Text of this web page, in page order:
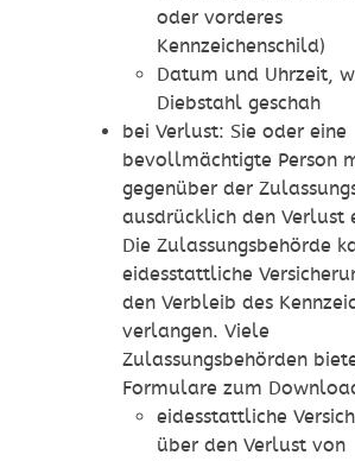
oder vorderes
Kennzeichenschild)
Datum und Uhrzeit,
Diebstahl geschah
bei Verlust: Sie oder eine
bevollmächtigte Person
gegenüber der
ausdrücklich den Verlust
Die Zulassungsbehörde
eidesstattliche
den Verbleib des
verlangen. Viele
Zulassungsbehörden
Formulare zum
eidesstattliche
über den Verlust von